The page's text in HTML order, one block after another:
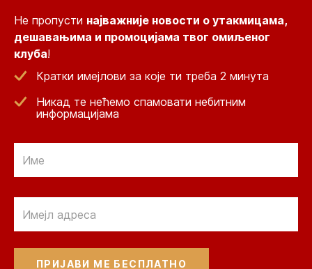
Не пропусти најважније новости о утакмицама,
дешавањима и промоцијама твог омиљеног
клуба!
Кратки имејлови за које ти треба 2 минута
Никад те нећемо спамовати небитним
информацијама